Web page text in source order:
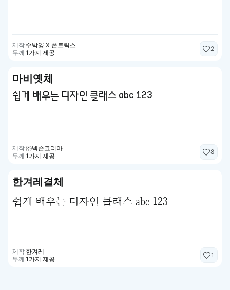
제작 수박양 X 폰트릭스
두께 1가지 제공
2
마비옛체
쉽게 배우는 디자인 클래스 abc 123
제작㈜넥슨코리아
두께 1가지 제공
8
한겨레결체
쉽게 배우는 디자인 클래스 abc 123
제작 한겨레
두께 1가지 제공
1